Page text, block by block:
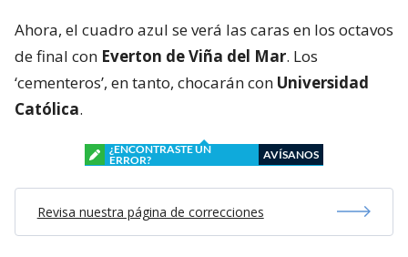
Ahora, el cuadro azul se verá las caras en los octavos
de final con Everton de Viña del Mar. Los
‘cementeros’, en tanto, chocarán con Universidad
Católica.
¿ENCONTRASTE UN
ERROR?
AVÍSANOS
Revisa nuestra página de correcciones